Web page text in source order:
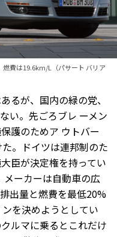
燃費は19.6km/L（パサート バリア
るが、国内の緑の党、
い。先ごろブレ ーメン
護のためア ウトバー
。ドイツは連邦制のた
臣が決定権を持ってい
メーカーは自動車の広
出量と燃費を最低20%
を決めようとしてい
ルマに乗るとこれだけ